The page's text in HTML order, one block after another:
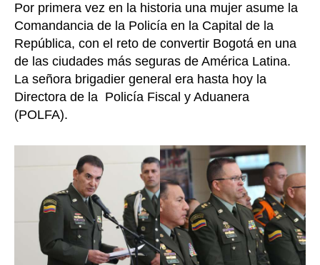
Por primera vez en la historia una mujer asume la
Comandancia de la Policía en la Capital de la
República, con el reto de convertir Bogotá en una
de las ciudades más seguras de América Latina.
La señora brigadier general era hasta hoy la
Directora de la Policía Fiscal y Aduanera
(POLFA).